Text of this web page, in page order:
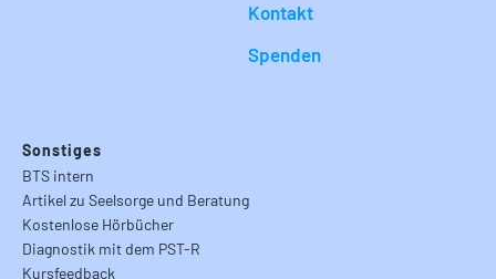
Kontakt
Spenden
Sonstiges
BTS intern
Artikel zu Seelsorge und Beratung
Kostenlose Hörbücher
Diagnostik mit dem PST-R
Kursfeedback